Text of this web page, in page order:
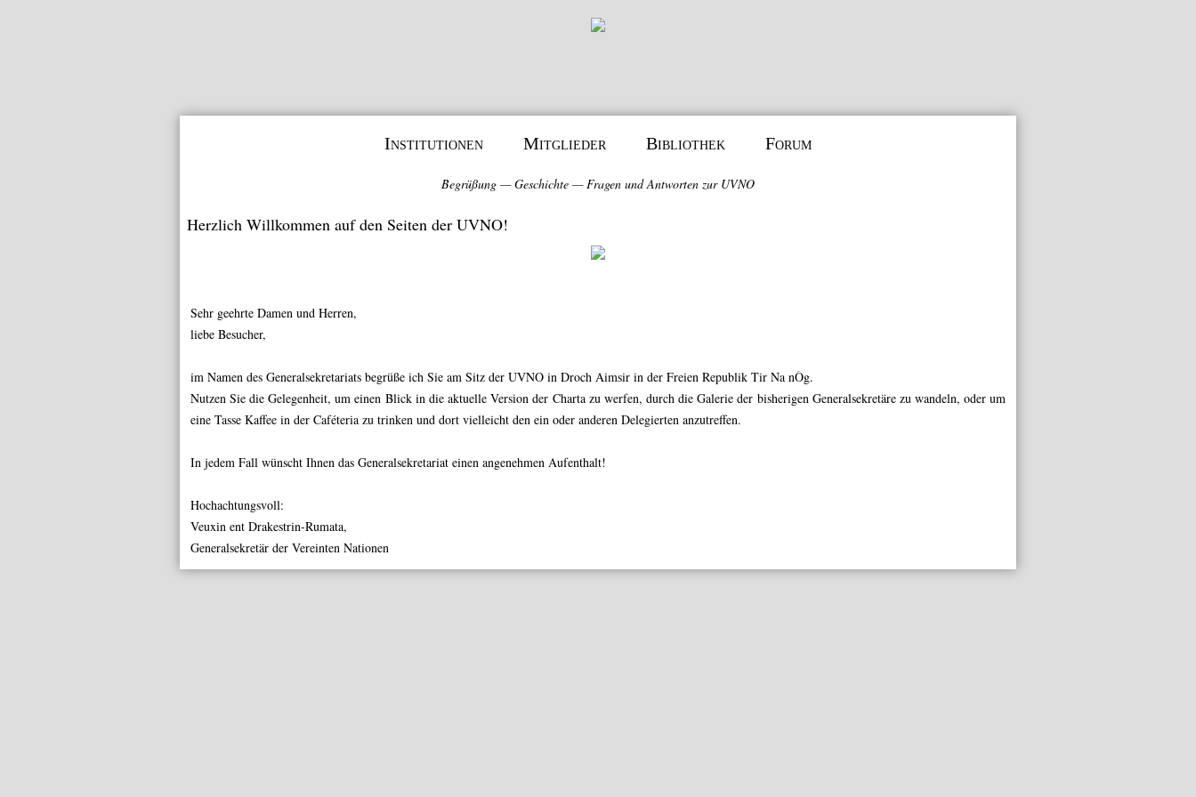
Institutionen Mitglieder Bibliothek Forum
Begrüßung—Geschichte—Fragen und Antworten zur UVNO
Herzlich Willkommen auf den Seiten der UVNO!
Sehr geehrte Damen und Herren,
liebe Besucher,
im Namen des Generalsekretariats begrüße ich Sie am Sitz der UVNO in Droch Aimsir in der Freien Republik Tir Na nÒg.
Nutzen Sie die Gelegenheit, um einen Blick in die aktuelle Version der Chartazu werfen, durch die Galerie der bisherigen Generalsekretärezu wandeln, oder um
eine Tasse Kaffee in der Caféteriazu trinken und dort vielleicht den ein oder anderen Delegierten anzutreffen.
In jedem Fall wünscht Ihnen das Generalsekretariat einen angenehmen Aufenthalt!
Hochachtungsvoll:
Veuxin ent Drakestrin-Rumata,
Generalsekretär der Vereinten Nationen